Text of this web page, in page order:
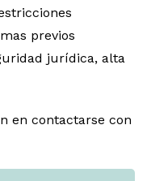
previos
jurídica, alta
en contactarse con